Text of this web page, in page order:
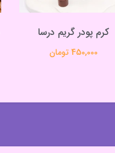
کرم پودر گریم درسا
450,000 تومان